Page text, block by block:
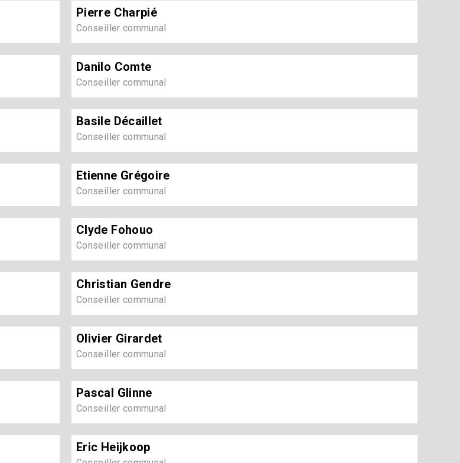
Pierre Charpié
Conseiller communal
Danilo Comte
Conseiller communal
Basile Décaillet
Conseiller communal
Etienne Grégoire
Conseiller communal
Clyde Fohouo
Conseiller communal
Christian Gendre
Conseiller communal
Olivier Girardet
Conseiller communal
Pascal Glinne
Conseiller communal
Eric Heijkoop